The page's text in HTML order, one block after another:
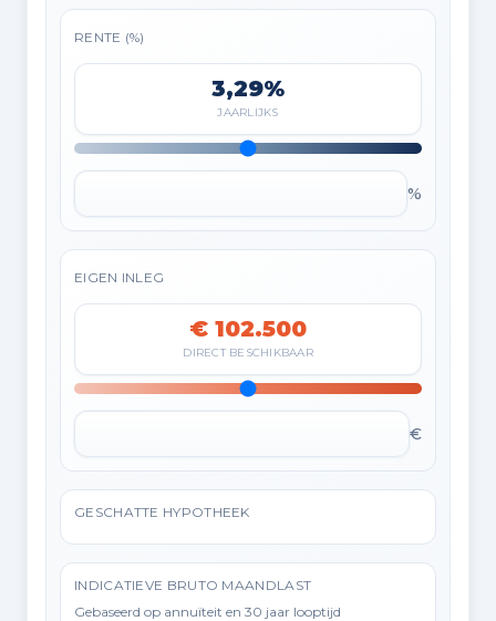
RENTE (%)
3,29%
JAARLIJKS
%
EIGEN INLEG
€ 102.500
DIRECT BESCHIKBAAR
€
GESCHATTE HYPOTHEEK
INDICATIEVE BRUTO MAANDLAST
Gebaseerd op annuïteit en 30 jaar looptijd